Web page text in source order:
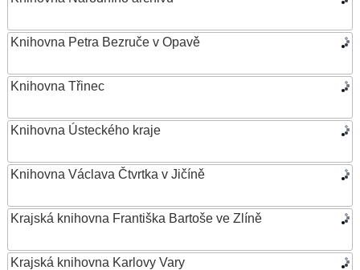
Knihovna Petra Bezruče v Opavě
Knihovna Třinec
Knihovna Ústeckého kraje
Knihovna Václava Čtvrtka v Jičíně
Krajská knihovna Františka Bartoše ve Zlíně
Krajská knihovna Karlovy Vary